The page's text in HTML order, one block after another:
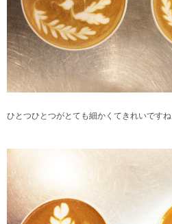
ひとつひとつがとても細かくてきれいですね